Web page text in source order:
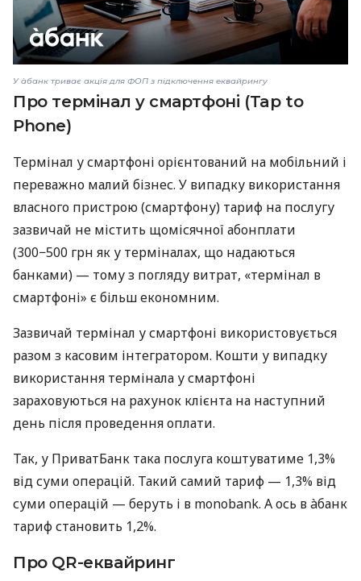
У àбанк триває акція для ФОП з підключення еквайрингу
Про термінал у смартфоні (Tap to
Phone)
Термінал у смартфоні орієнтований на мобільний і
переважно малий бізнес. У випадку використання
власного пристрою (смартфону) тариф на послугу
зазвичай не містить щомісячної абонплати
(300−500 грн як у терміналах, що надаються
банками) — тому з погляду витрат, «термінал в
смартфоні» є більш економним.
Зазвичай термінал у смартфоні використовується
разом з касовим інтегратором. Кошти у випадку
використання термінала у смартфоні
зараховуються на рахунок клієнта на наступний
день після проведення оплати.
Так, у ПриватБанк така послуга коштуватиме 1,3%
від суми операцій. Такий самий тариф — 1,3% від
суми операцій — беруть і в monobank. А ось в àбанк
тариф становить 1,2%.
Про QR-еквайринг